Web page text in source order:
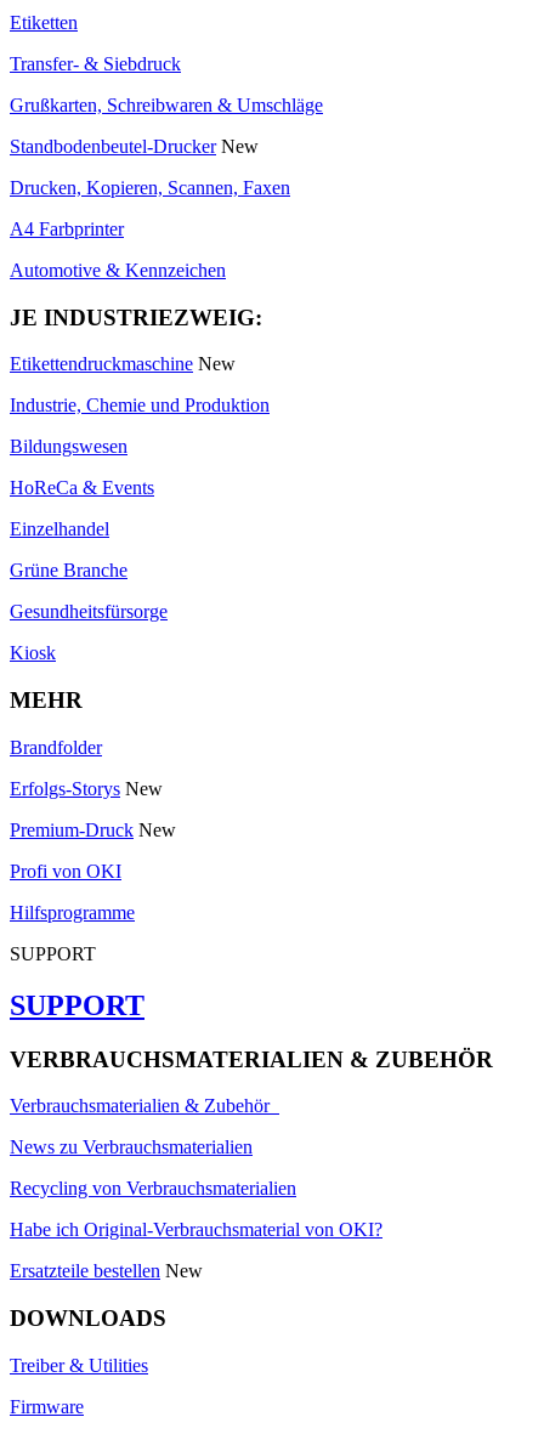
Etiketten
Transfer- & Siebdruck
Grußkarten, Schreibwaren & Umschläge
Standbodenbeutel-Drucker New
Drucken, Kopieren, Scannen, Faxen
A4 Farbprinter
Automotive & Kennzeichen
JE INDUSTRIEZWEIG:
Etikettendruckmaschine New
Industrie, Chemie und Produktion
Bildungswesen
HoReCa & Events
Einzelhandel
Grüne Branche
Gesundheitsfürsorge
Kiosk
MEHR
Brandfolder
Erfolgs-Storys New
Premium-Druck New
Profi von OKI
Hilfsprogramme
SUPPORT
SUPPORT
VERBRAUCHSMATERIALIEN & ZUBEHÖR
Verbrauchsmaterialien & Zubehör
News zu Verbrauchsmaterialien
Recycling von Verbrauchsmaterialien
Habe ich Original-Verbrauchsmaterial von OKI?
Ersatzteile bestellen New
DOWNLOADS
Treiber & Utilities
Firmware